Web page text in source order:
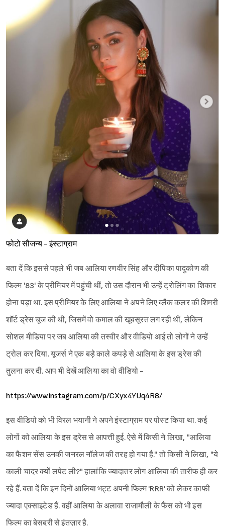
फोटो सौजन्य - इंस्टाग्राम
बता दें कि इससे पहले भी जब आलिया रणवीर सिंह और दीपिका पादुकोण की
फिल्म '83' के प्रीमियर में पहुंची थीं, तो उस दौरान भी उन्हें ट्रोलिंग का शिकार
होना पड़ा था. इस प्रीमियर के लिए आलिया ने अपने लिए ब्लैक कलर की शिमरी
शॉर्ट ड्रेस चूज की थी, जिसमें वो कमाल की खूबसूरत लग रही थीं, लेकिन
सोशल मीडिया पर जब आलिया की तस्वीर और वीडियो आई तो लोगों ने उन्हें
ट्रोल कर दिया. यूजर्स ने एक बड़े काले कपड़े से आलिया के इस ड्रेस की
तुलना कर दी. आप भी देखें आलिया का वो वीडियो -
https://www.instagram.com/p/CXyx4YUq4R8/
इस वीडियो को भी विरल भयानी ने अपने इंस्टाग्राम पर पोस्ट किया था. कई
लोगों को आलिया के इस ड्रेस से आपत्ती हुई. ऐसे में किसी ने लिखा, "आलिया
का फैशन सेंस उनकी जनरल नॉलेज की तरह हो गया है." तो किसी ने लिखा, "ये
काली चादर क्यों लपेट ली?" हालांकि ज्यादातर लोग आलिया की तारीफ ही कर
रहे हैं. बता दें कि इन दिनों आलिया भट्ट अपनी फिल्म 'RRR' को लेकर काफी
ज्यादा एक्साइटेड हैं. वहीं आलिया के अलावा राजामौली के फैंस को भी इस
फिल्म का बेसब्री से इंतज़ार है.